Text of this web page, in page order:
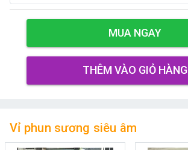
MUA NGAY
THÊM VÀO GIỎ HÀNG
Vỉ phun sương siêu âm